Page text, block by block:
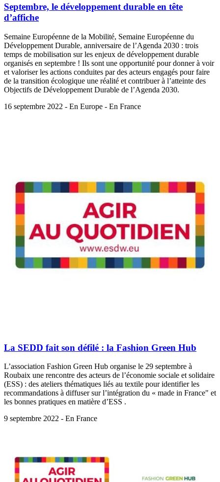
Septembre, le développement durable en tête
d’affiche
Semaine Européenne de la Mobilité, Semaine Européenne du
Développement Durable, anniversaire de l’Agenda 2030 : trois
temps de mobilisation sur les enjeux de développement durable
organisés en septembre ! Ils sont une opportunité pour donner à voir
et valoriser les actions conduites par des acteurs engagés pour faire
de la transition écologique une réalité et contribuer à l’atteinte des
Objectifs de Développement Durable de l’Agenda 2030.
16 septembre 2022 - En Europe - En France
La SEDD fait son défilé : la Fashion Green Hub
L’association Fashion Green Hub organise le 29 septembre à
Roubaix une rencontre des acteurs de l’économie sociale et solidaire
(ESS) : des ateliers thématiques liés au textile pour identifier les
recommandations à diffuser sur l’intégration du « made in France" et
les bonnes pratiques en matière d’ESS .
9 septembre 2022 - En France